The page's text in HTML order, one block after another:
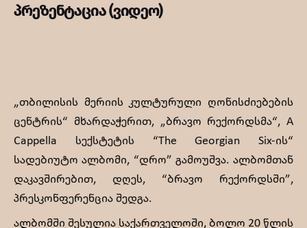
პრეზენტაცია (ვიდეო)
„თბილისის მერიის კულტურული ღონისძიებების
ცენტრის“ მხარდაჭერით, „ბრავო რექორდსმა“, A
Cappella სექსტეტის “The Georgian Six-ის“
სადებიუტო ალბომი, “დრო” გამოუშვა. ალბომთან
დაკავშირებით, დღეს, “ბრავო რექორდსში”,
პრესკონფერენცია შედგა.
ალბომში შესულია საქართველოში, ბოლო 20 წლის